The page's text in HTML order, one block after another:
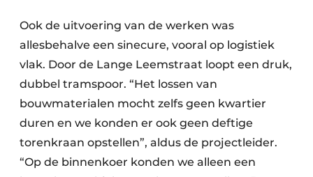
Ook de uitvoering van de werken was
allesbehalve een sinecure, vooral op logistiek
vlak. Door de Lange Leemstraat loopt een druk,
dubbel tramspoor. “Het lossen van
bouwmaterialen mocht zelfs geen kwartier
duren en we konden er ook geen deftige
torenkraan opstellen”, aldus de projectleider.
“Op de binnenkoer konden we alleen een